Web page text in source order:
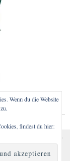
und Helsinki-Liebe.
Wenn du die Website
findest du hier:
Mit
damit
Weitere